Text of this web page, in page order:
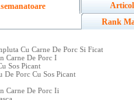
Rank
Cu Carne De Porc Si Ficat
Carne De Porc I
Sos Picant
De Porc Cu Sos Picant
Carne De Porc Ii